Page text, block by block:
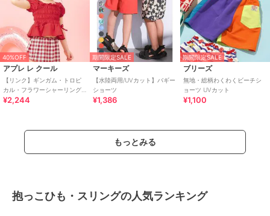
40%OFF
アプレ レ クール
【リンク】ギンガム・トロピ
カル・フラワーシャーリング
セパレート水着 UVカット
¥2,244
期間限定SALE
マーキーズ
【水陸両用/UVカット】バギー
ショーツ
¥1,386
期間限定SALE
ブリーズ
無地・総柄わくわくビーチシ
ョーツ UVカット
¥1,100
もっとみる
抱っこひも・スリングの人気ランキング